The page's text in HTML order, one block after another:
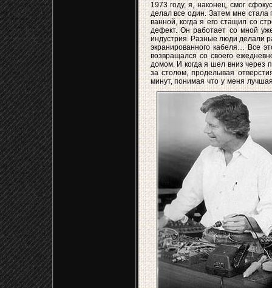
1973 году, я, наконец, смог
делал все один. Затем мне стала
ванной, когда я его стащил со
дефект. Он работает со мной
индустрия. Разные люди делали
экранированного кабеля… Все
возвращался со своего
домом. И когда я шел вниз через
за столом, проделывая
минут, понимая что у меня